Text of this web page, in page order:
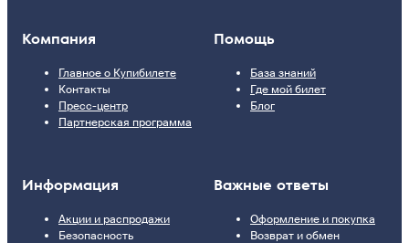
Компания
Главное о Купибилете
Контакты
Пресс-центр
Партнерская программа
Помощь
База знаний
Где мой билет
Блог
Информация
Акции и распродажи
Безопасность
Важные ответы
Оформление и покупка
Возврат и обмен